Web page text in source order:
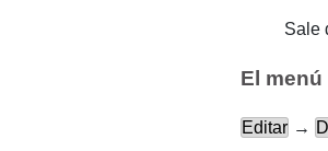
Sale
El
Editar →